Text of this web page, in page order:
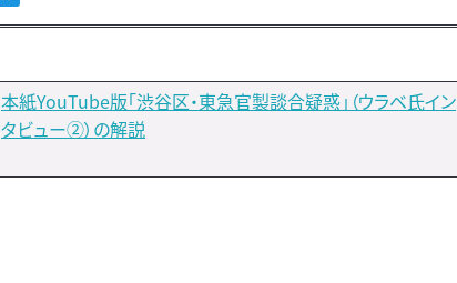
本紙YouTube版「渋谷区・東急官製談合疑惑」（ウラベ氏イン
タビュー②）の解説